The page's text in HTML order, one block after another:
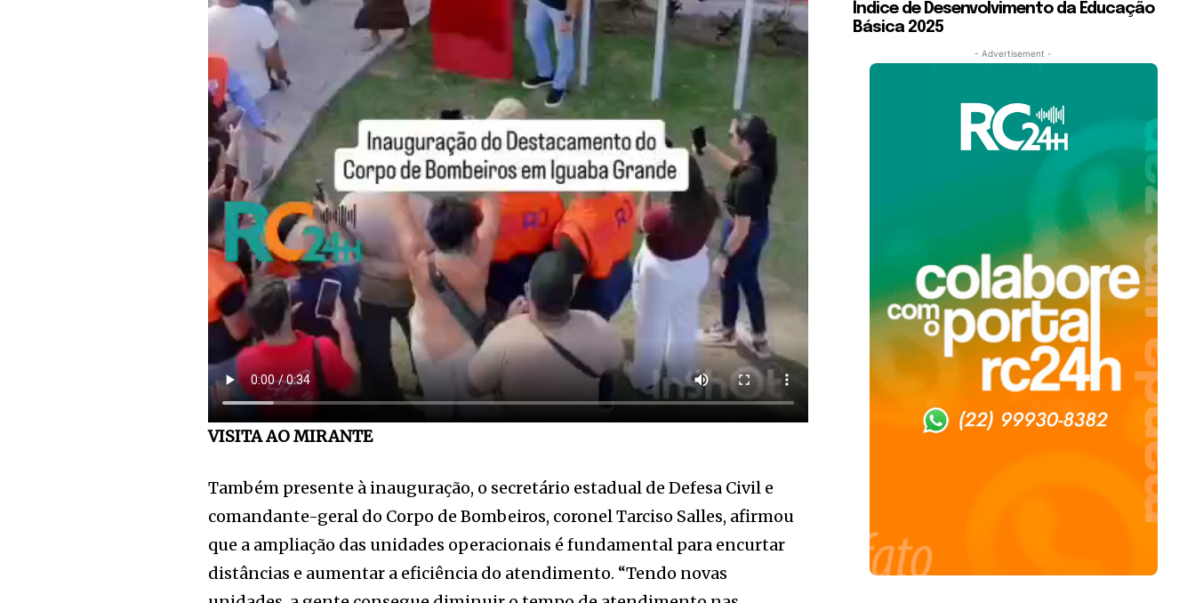
VISITA AO MIRANTE
Também presente à inauguração, o secretário estadual de Defesa Civil e
comandante-geral do Corpo de Bombeiros, coronel Tarciso Salles, afirmou
que a ampliação das unidades operacionais é fundamental para encurtar
distâncias e aumentar a eficiência do atendimento. “Tendo novas
Índice de Desenvolvimento da Educação
Básica 2025
- Advertisement -